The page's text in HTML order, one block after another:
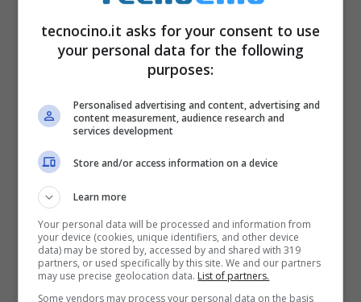
tecnocino.it asks for your consent to use
your personal data for the following
purposes:
Personalised advertising and content, advertising and
content measurement, audience research and
services development
Store and/or access information on a device
Learn more
Your personal data will be processed and information from
your device (cookies, unique identifiers, and other device
data) may be stored by, accessed by and shared with 319
partners, or used specifically by this site. We and our partners
may use precise geolocation data. List of partners.
Some vendors may process your personal data on the basis